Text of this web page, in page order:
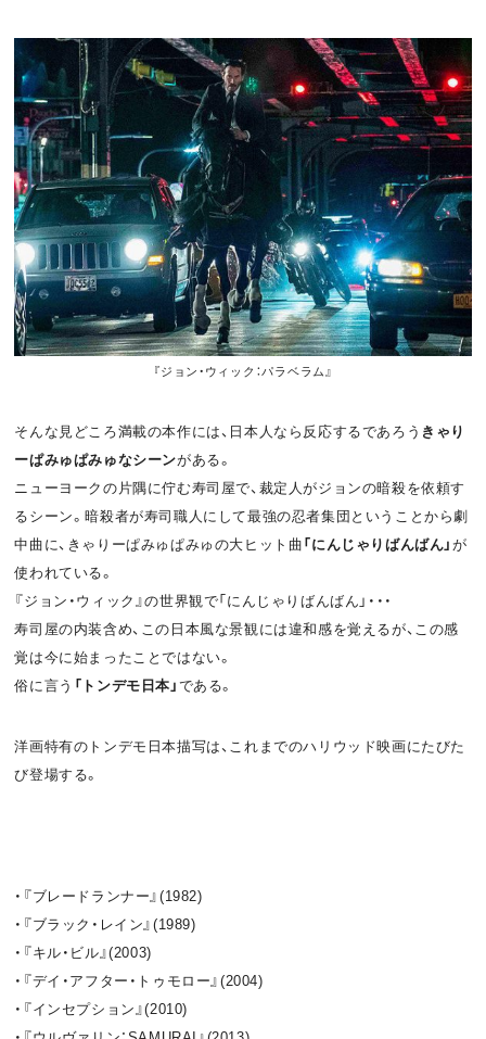
『ジョン・ウィック：パラベラム』
そんな見どころ満載の本作には、日本人なら反応するであろう きゃり
ーぱみゅぱみゅなシーンがある。
ニューヨークの片隅に佇む寿司屋で、裁定人がジョンの暗殺を依頼す
るシーン。暗殺者が寿司職人にして最強の忍者集団ということから劇
中曲に、きゃりーぱみゅぱみゅの大ヒット曲「にんじゃりばんばん」が
使われている。
『ジョン・ウィック』の世界観で「にんじゃりばんばん」・・・
寿司屋の内装含め、この日本風な景観には違和感を覚えるが、この感
覚は今に始まったことではない。
俗に言う 「トンデモ日本」である。
洋画特有のトンデモ日本描写は、これまでのハリウッド映画にたびた
び登場する。
・『ブレードランナー』(1982)
・『ブラック・レイン』(1989)
・『キル・ビル』(2003)
・『デイ・アフター・トゥモロー』(2004)
・『インセプション』(2010)